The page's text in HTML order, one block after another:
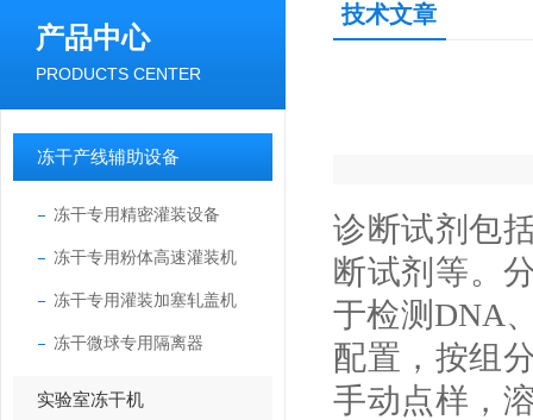
产品中心
PRODUCTS CENTER
冻干产线辅助设备
冻干专用精密灌装设备
冻干专用粉体高速灌装机
冻干专用灌装加塞轧盖机
冻干微球专用隔离器
实验室冻干机
技术文章
诊断试剂包
断试剂等。
于检测DNA
配置，按组
手动点样，